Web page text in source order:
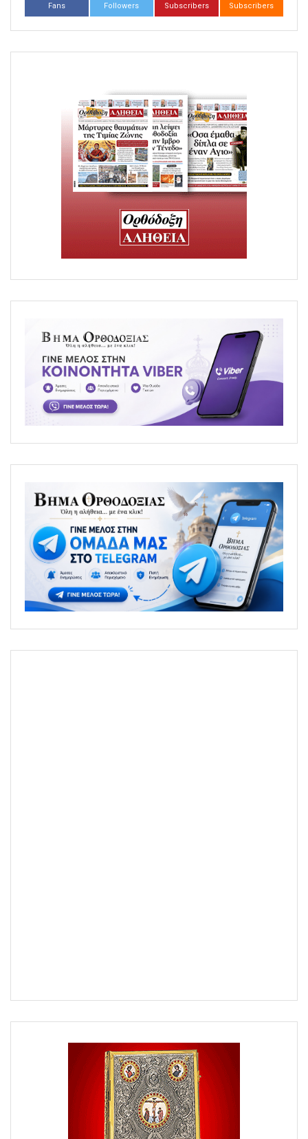
Fans Followers Subscribers Subscribers